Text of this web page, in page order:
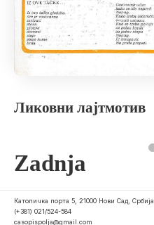
Ликовни лајтмотив
Zadnja
Католичка порта 5, 21000 Нови Сад, Србија
(+381) 021/524-584
casopispolja@gmail.com